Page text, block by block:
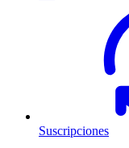
Suscripciones